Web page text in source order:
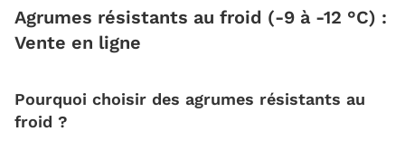
Agrumes résistants au froid (-9 à -12 °C) :
Vente en ligne
Pourquoi choisir des agrumes résistants au
froid ?